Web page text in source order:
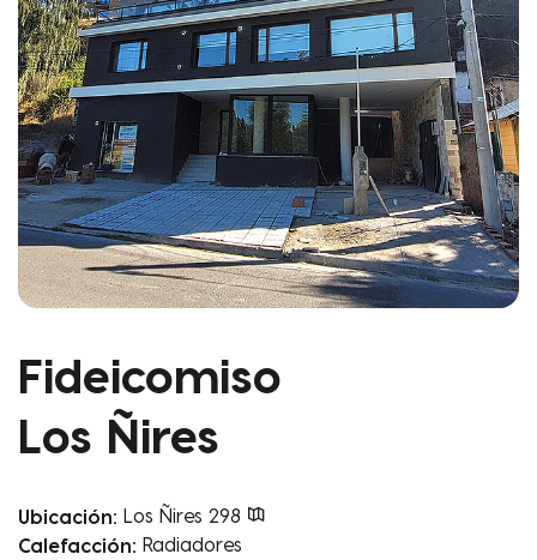
Fideicomiso
Los Ñires
Ubicación: Los Ñires 298
Calefacción: Radiadores